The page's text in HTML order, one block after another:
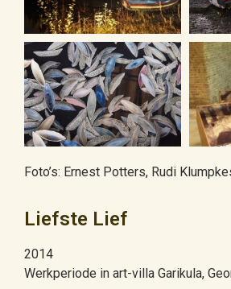
Foto’s: Ernest Potters, Rudi
Liefste Lief
2014
Werkperiode in art-villa Garikula,